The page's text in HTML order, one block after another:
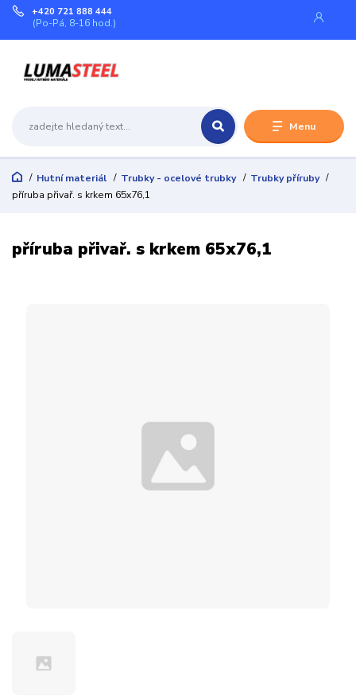
Menu
+420 721 888 444
(Po-Pá, 8-16 hod.)
Hutní materiál Trubky - ocelové trubky
Trubky příruby
příruba přivař. s krkem 65x76,1
příruba přivař. s krkem 65x76,1